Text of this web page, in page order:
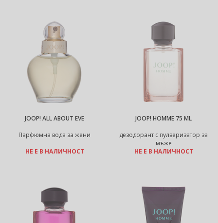
JOOP! ALL ABOUT EVE
Парфюмна вода за жени
НЕ Е В НАЛИЧНОСТ
JOOP! HOMME 75 ML
дезодорант с пулверизатор за
мъже
НЕ Е В НАЛИЧНОСТ